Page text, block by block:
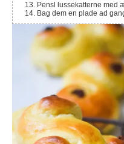
Pensl lussekatterne med
Bag dem en plade ad